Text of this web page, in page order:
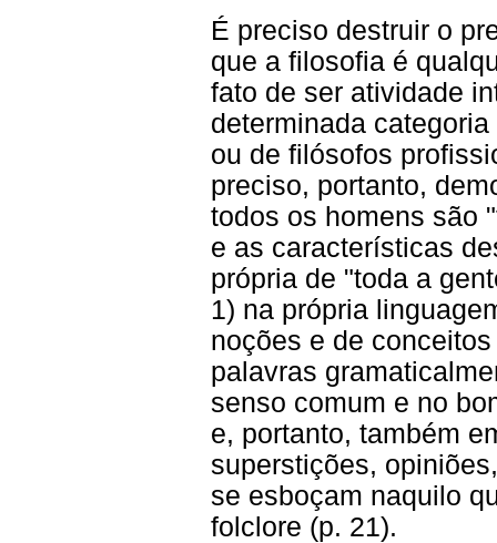
É preciso destruir o
que a filosofia é
fato de ser atividade
determinada
ou de filósofos
preciso, portanto,
todos os homens são
e as características
própria de "toda a
1) na própria
noções e de
palavras
senso comum e no
e, portanto, também
superstições,
se esboçam naquilo
folclore (p. 21).